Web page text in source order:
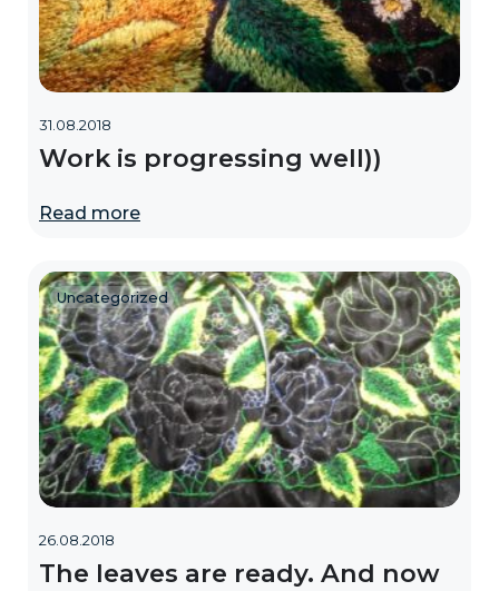
31.08.2018
Work is progressing well))
Read more
Uncategorized
26.08.2018
The leaves are ready. And now